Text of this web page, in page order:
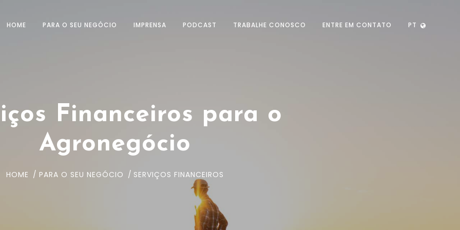
HOME PARA O SEU NEGÓCIO IMPRENSA PODCAST TRABALHE CONOSCO ENTRE EM CONTATO PT
Financeiros para o
Agronegócio
HOME PARA O SEU NEGÓCIO SERVIÇOS FINANCEIROS